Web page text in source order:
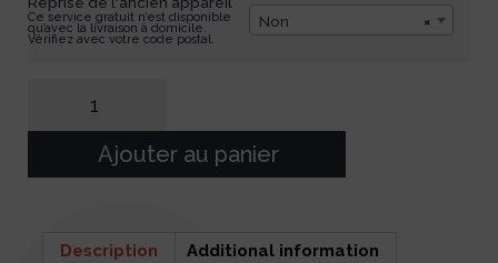
Ce service gratuit n’est disponible
qu’avec la livraison à domicile.
Vérifiez avec votre code postal.
×
Non
Ajouter au panier
Description
Additional information